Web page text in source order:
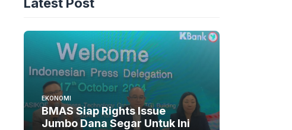
EKONOMI
BMAS Siap Rights Issue
Jumbo Dana Segar Untuk Ini